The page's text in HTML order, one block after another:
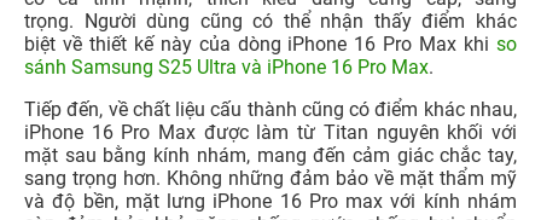
trọng. Người dùng cũng có thể nhận thấy điểm khác
biệt về thiết kế này của dòng iPhone 16 Pro Max khi so
sánh Samsung S25 Ultra và iPhone 16 Pro Max.
Tiếp đến, về chất liệu cấu thành cũng có điểm khác nhau,
iPhone 16 Pro Max được làm từ Titan nguyên khối với
mặt sau bằng kính nhám, mang đến cảm giác chắc tay,
sang trọng hơn. Không những đảm bảo về mặt thẩm mỹ
và độ bền, mặt lưng iPhone 16 Pro max với kính nhám